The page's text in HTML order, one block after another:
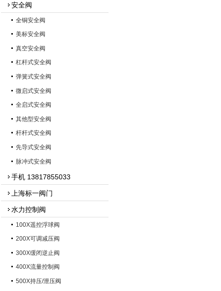
安全阀
全铜安全阀
美标安全阀
真空安全阀
杠杆式安全阀
弹簧式安全阀
微启式安全阀
全启式安全阀
其他型安全阀
杆杆式安全阀
先导式安全阀
脉冲式安全阀
手机 13817855033
上海标一阀门
水力控制阀
100X遥控浮球阀
200X可调减压阀
300X缓闭逆止阀
400X流量控制阀
500X持压/泄压阀